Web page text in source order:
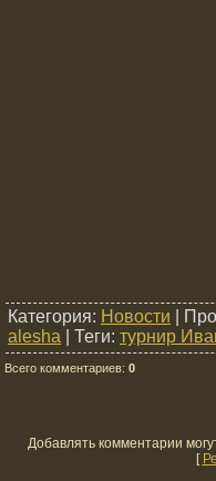
Категория: Новости
alesha
Теги: турнир
Всего комментариев: 0
Добавлять комментарии
[